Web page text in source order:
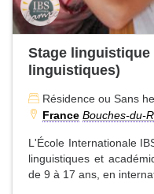
Stage
linguistiques)
Résidence ou Sans
France Bouches-du-
L'École Internationale
linguistiques et
de 9 à 17 ans, en